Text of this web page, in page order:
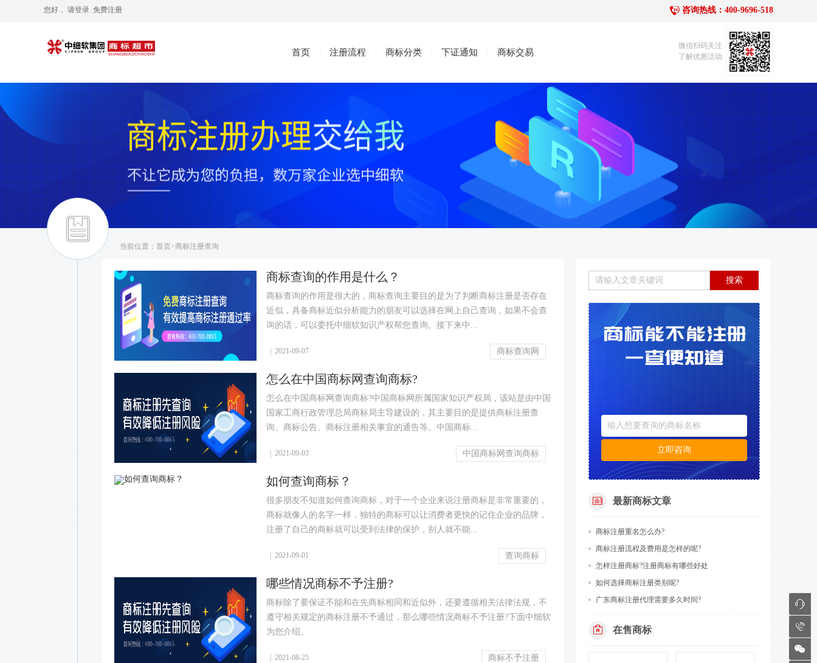
您好， 请登录 免费注册 1 咨询热线：400-9696-518
首页 注册流程 商标分类 下证通知 商标交易
微信扫码关注
了解优惠活动
当前位置： 首页>商标注册查询
商标查询的作用是什么？
商标查询的作用是很大的，商标查询主要目的是为了判断商标注册是否存在
近似，具备商标近似分析能力的朋友可以选择在网上自己查询，如果不会查
询的话，可以委托中细软知识产权帮您查询。接下来中...
2021-09-07 商标查询网
怎么在中国商标网查询商标?
怎么在中国商标网查询商标?中国商标网所属国家知识产权局，该站是由中国
国家工商行政管理总局商标局主导建设的，其主要目的是提供商标注册查
询、商标公告、商标注册相关事宜的通告等。中国商标...
2021-09-03 中国商标网查询商标
如何查询商标？
很多朋友不知道如何查询商标，对于一个企业来说注册商标是非常重要的，
商标就像人的名字一样，独特的商标可以让消费者更快的记住企业的品牌，
注册了自己的商标就可以受到法律的保护，别人就不能...
2021-09-01 查询商标
哪些情况商标不予注册?
​商标除了要保证不能和在先商标相同和近似外，还要遵循相关法律法规，不
遵守相关规定的商标注册不予通过，那么哪些情况商标不予注册?下面中细软
为您介绍。
2021-08-25 商标不予注册
搜索
立即咨询
最新商标文章
商标注册​重名怎么办?
商标注册流程及费用是怎样的呢?
怎样注册商标?注册商标有哪些好处
如何选择商标注册类别呢?
广东商标注册代理需要多久时间?
在售商标
7
8
9